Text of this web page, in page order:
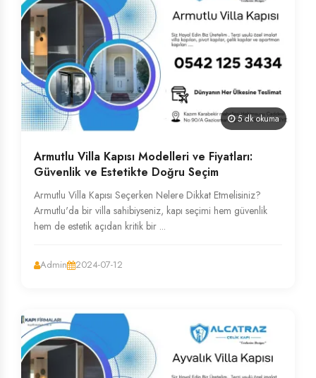
5 dk okuma
Armutlu Villa Kapısı Modelleri ve Fiyatları:
Güvenlik ve Estetikte Doğru Seçim
Armutlu Villa Kapısı Seçerken Nelere Dikkat Etmelisiniz?
Armutlu'da bir villa sahibiyseniz, kapı seçimi hem güvenlik
hem de estetik açıdan kritik bir ...
Admin 2024-07-12